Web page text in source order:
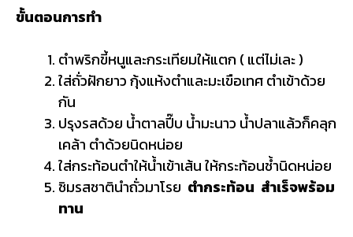
ขั้นตอนการทำ
ตำพริกขี้หนูและกระเทียมให้แตก ( แต่ไม่เละ )
ใส่ถั่วฝักยาว กุ้งแห้งตำและมะเขือเทศ ตำเข้าด้วย
กัน
ปรุงรสด้วย น้ำตาลปี๊บ น้ำมะนาว น้ำปลาแล้วก็คลุก
เคล้า ตำด้วยนิดหน่อย
ใส่กระท้อนตำให้น้ำเข้าเส้น ให้กระท้อนช้ำนิดหน่อย
ชิมรสชาตินำถั่วมาโรย ตำกระท้อน สำเร็จพร้อม
ทาน